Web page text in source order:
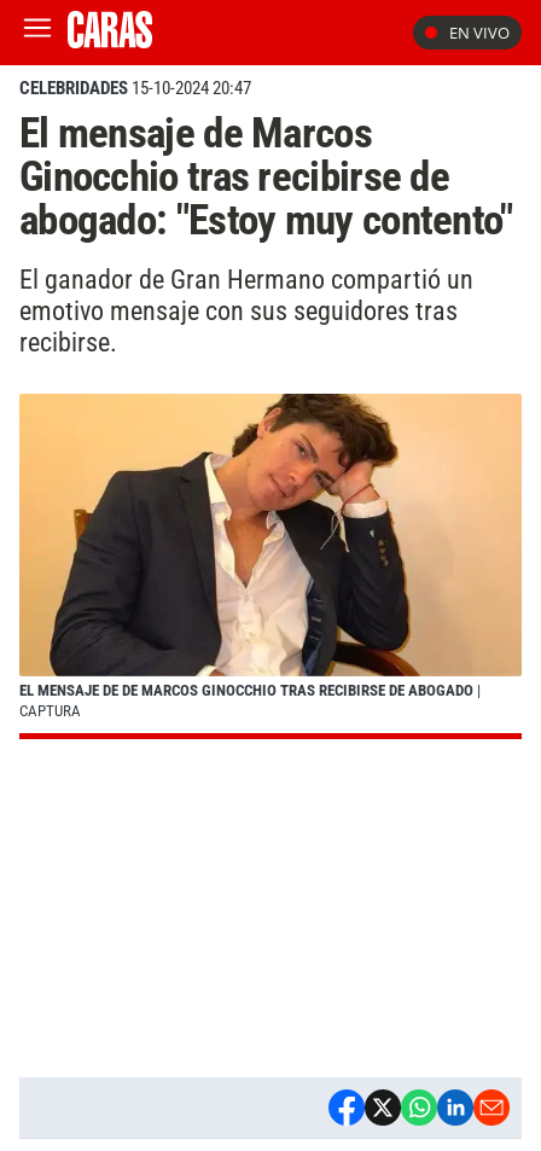
EN VIVO
CELEBRIDADES 15-10-2024 20:47
El mensaje de Marcos
Ginocchio tras recibirse de
abogado: "Estoy muy contento"
El ganador de Gran Hermano compartió un
emotivo mensaje con sus seguidores tras
recibirse.
EL MENSAJE DE DE MARCOS GINOCCHIO TRAS RECIBIRSE DE ABOGADO |
CAPTURA